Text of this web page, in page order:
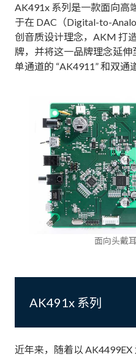
AK491x 系列是一款面向高
于在 DAC（Digital-to-
创音质设计理念，AKM 打
牌，并将这一品牌理念延
单通道的 “AK4911” 和双通
面向头戴
AK491x 系列
近年来，随着以